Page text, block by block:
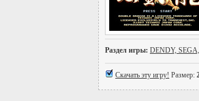
Раздел игры: DENDY,
Скачать эту игру! Размер: